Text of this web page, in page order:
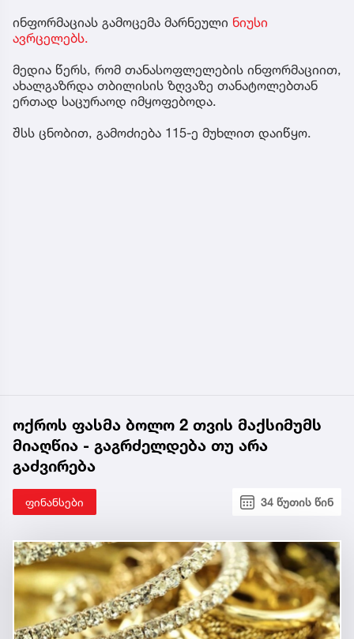
ინფორმაციას გამოცემა მარნეული ნიუსი
ავრცელებს.
მედია წერს, რომ თანასოფლელების ინფორმაციით,
ახალგაზრდა თბილისის ზღვაზე თანატოლებთან
ერთად საცურაოდ იმყოფებოდა.
შსს ცნობით, გამოძიება 115-ე მუხლით დაიწყო.
ოქროს ფასმა ბოლო 2 თვის მაქსიმუმს
მიაღწია - გაგრძელდება თუ არა
გაძვირება
ფინანსები 34 წუთის წინ